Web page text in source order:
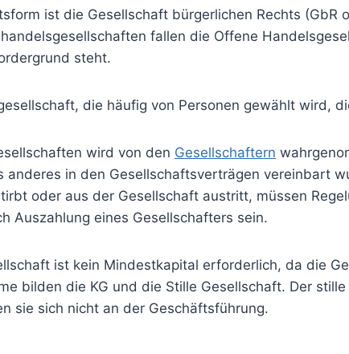
ist die Gesellschaft bürgerlichen Rechts (GbR
fallen die Offene
steht.
die häufig von Personen gewählt wird,
wird von den Gesellschaftern
in den Gesellschaftsverträgen vereinbart
oder aus der Gesellschaft austritt, müssen
Auszahlung eines Gesellschafters sein.
ist kein Mindestkapital erforderlich, da die
bilden die KG und die Stille Gesellschaft. Der
sie sich nicht an der Geschäftsführung.